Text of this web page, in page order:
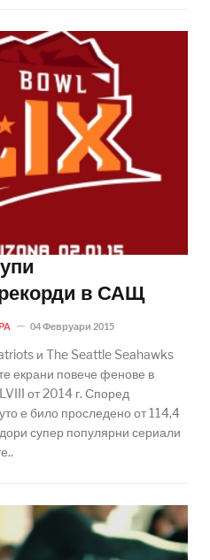
в САЩ
04 Февруари 2015
и The Seattle Seahawks
екрани повече фенове в
от 2014 г. Според
е било проследено от 114,4
супер популярни сериали